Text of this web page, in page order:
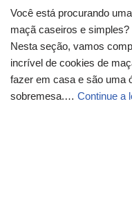
Você está procurando
maçã caseiros e
Nesta seção, vamos
incrível de cookies de
fazer em casa e são uma
sobremesa.… Continue a